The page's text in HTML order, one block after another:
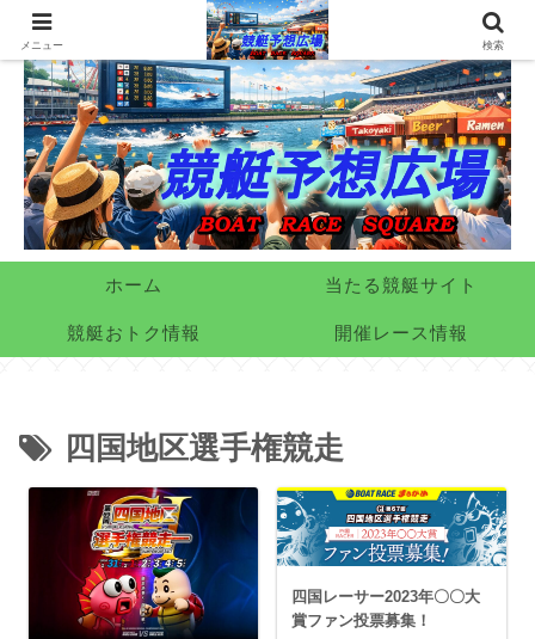
ホーム 当たる競艇サイト
競艇おトク情報 開催レース情報
四国地区選手権競走
四国レーサー2023年〇〇大
賞ファン投票募集！
メニュー 検索